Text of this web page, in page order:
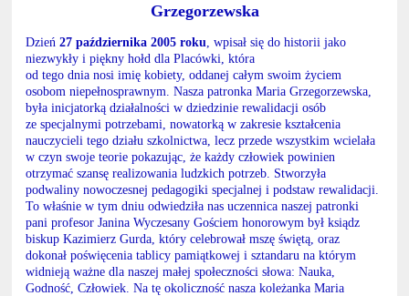
Grzegorzewska
Dzień27 października 2005 roku , wpisał się do historii jako
niezwykły i piękny hołd dla Placówki, która
od tego dnia nosi imię kobiety, oddanej całym swoim życiem
osobom niepełnosprawnym. Nasza patronka Maria Grzegorzewska,
była inicjatorką działalności w dziedzinie rewalidacji osób
ze specjalnymi potrzebami, nowatorką w zakresie kształcenia
nauczycieli tego działu szkolnictwa, lecz przede wszystkim wcielała
w czyn swoje teorie pokazując, że każdy człowiek powinien
otrzymać szansę realizowania ludzkich potrzeb. Stworzyła
podwaliny nowoczesnej pedagogiki specjalnej i podstaw rewalidacji.
To właśnie w tym dniu odwiedziła nas uczennica naszej patronki
pani profesor Janina Wyczesany Gościem honorowym był ksiądz
biskup Kazimierz Gurda, który celebrował mszę świętą, oraz
dokonał poświęcenia tablicy pamiątkowej i sztandaru na którym
widnieją ważne dla naszej małej społeczności słowa: Nauka,
Godność, Człowiek. Na tę okoliczność nasza koleżanka Maria